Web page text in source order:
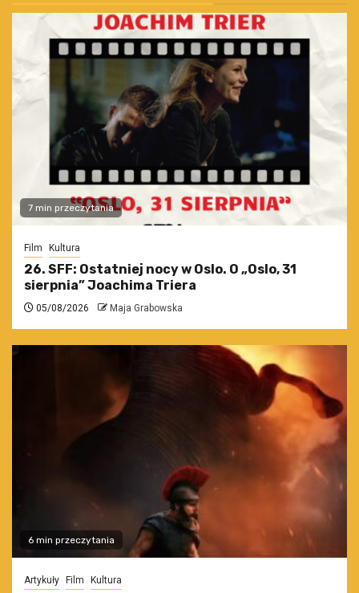
7 min przeczytania
Film Kultura
26. SFF: Ostatniej nocy w Oslo. O „Oslo, 31
sierpnia” Joachima Triera
05/08/2026 Maja Grabowska
6 min przeczytania
Artykuły Film Kultura